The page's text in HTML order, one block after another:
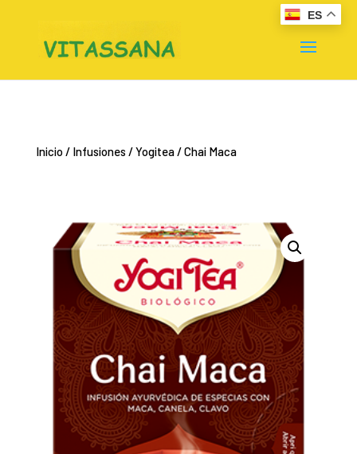
Inicio/ Infusiones /Yogitea/ Chai Maca
ES